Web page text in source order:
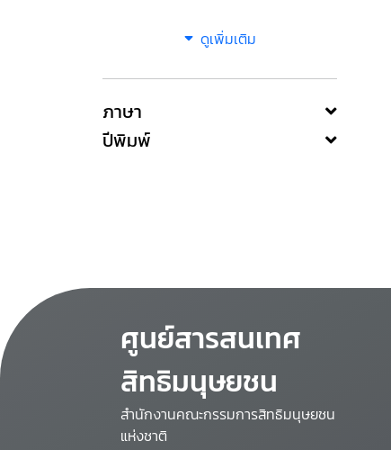
ดูเพิ่มเติม
ภาษา
ปีพิมพ์
ศูนย์สารสนเทศ
สิทธิมนุษยชน
สำนักงานคณะกรรมการสิทธิมนุษยชน
แห่งชาติ